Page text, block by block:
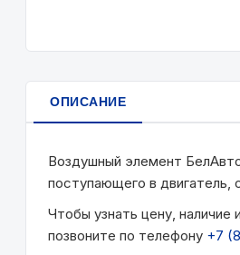
ОПИСАНИЕ
Воздушный элемент
поступающего в двигатель,
Чтобы узнать цену,
позвоните по телефону +7